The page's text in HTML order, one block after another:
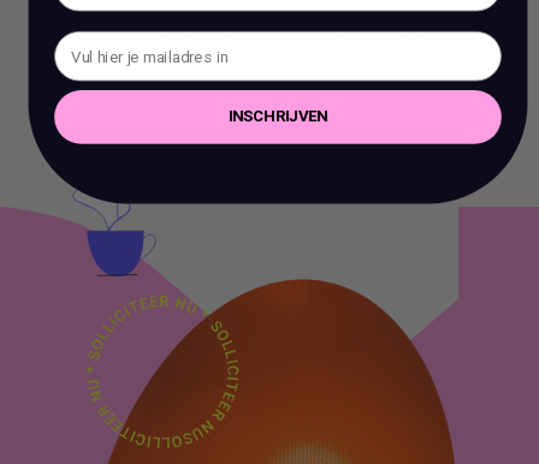
Het is verboden om zonder voorafgaande schriftelijke
toestemming content en informatie van deze website te kopiëren,
te reproduceren of te gebruiken voor commerciële doeleinden.
INSCHRIJVEN